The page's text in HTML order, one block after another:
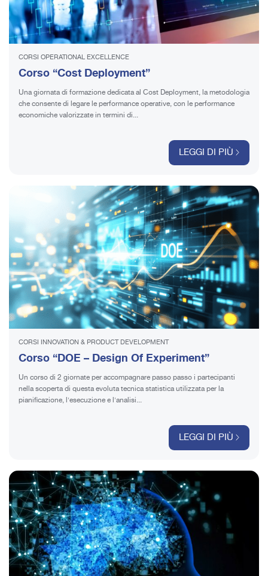
CORSI OPERATIONAL EXCELLENCE
Corso “Cost Deployment”
Una giornata di formazione dedicata al Cost Deployment, la metodologia
che consente di legare le performance operative, con le performance
economiche valorizzate in termini di...
LEGGI DI PIÙ
CORSI INNOVATION & PRODUCT DEVELOPMENT
Corso “DOE – Design Of Experiment”
Un corso di 2 giornate per accompagnare passo passo i partecipanti
nella scoperta di questa evoluta tecnica statistica utilizzata per la
pianificazione, l'esecuzione e l'analisi...
LEGGI DI PIÙ